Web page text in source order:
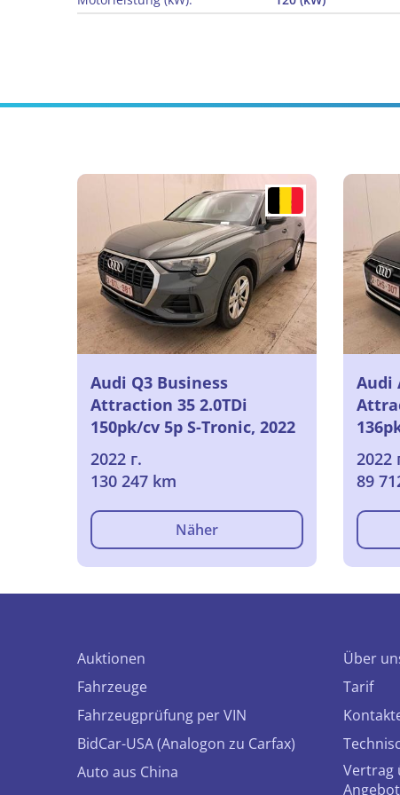
Audi Q3 Business
Attraction 35 2.0TDi
150pk/cv 5p S-Tronic, 2022
2022 г.
130 247 km
Näher
Audi
2022
89
Auktionen
Fahrzeuge
Fahrzeugprüfung per VIN
BidCar-USA (Analogon zu Carfax)
Auto aus China
Über
Tarif
Vertrag
Angebot